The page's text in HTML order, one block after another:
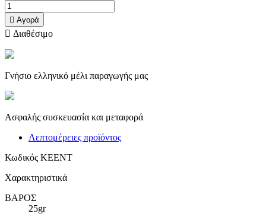
 Αγορά
 Διαθέσιμο
Γνήσιο ελληνικό μέλι παραγωγής μας
Ασφαλής συσκευασία και μεταφορά
Λεπτομέρειες προϊόντος
Κωδικός KEENT
Χαρακτηριστικά
ΒΑΡΟΣ
25gr